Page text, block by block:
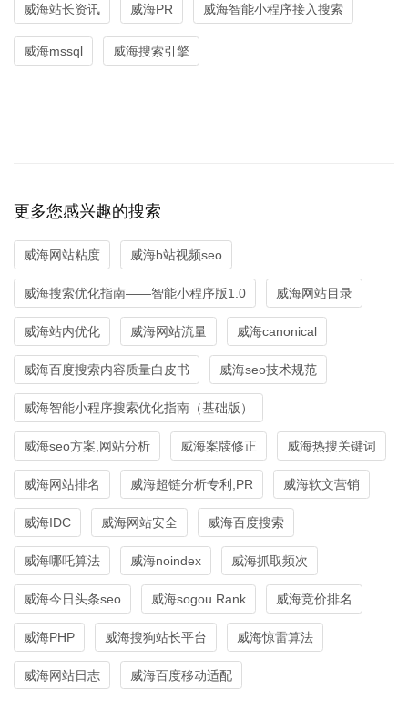
威海站长资讯 威海PR 威海智能小程序接入搜索
威海mssql 威海搜索引擎
更多您感兴趣的搜索
威海网站粘度 威海b站视频seo
威海搜索优化指南——智能小程序版1.0 威海网站目录
威海站内优化 威海网站流量 威海canonical
威海百度搜索内容质量白皮书 威海seo技术规范
威海智能小程序搜索优化指南（基础版）
威海seo方案,网站分析 威海案牍修正 威海热搜关键词
威海网站排名 威海超链分析专利,PR 威海软文营销
威海IDC 威海网站安全 威海百度搜索
威海哪吒算法 威海noindex 威海抓取频次
威海今日头条seo 威海sogou Rank 威海竞价排名
威海PHP 威海搜狗站长平台 威海惊雷算法
威海网站日志 威海百度移动适配